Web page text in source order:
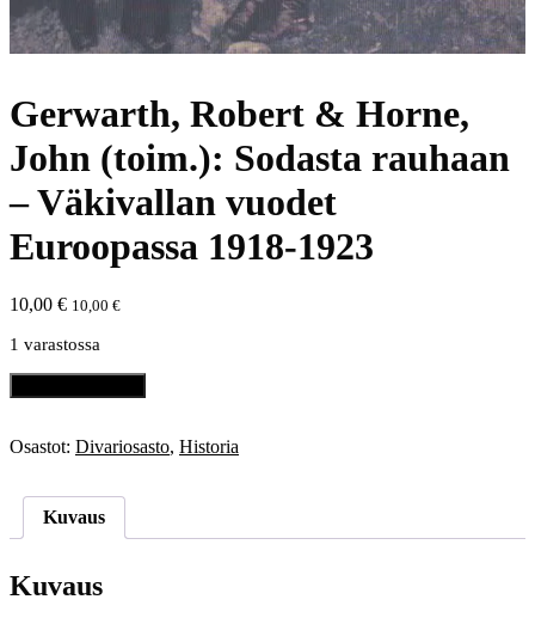
Gerwarth, Robert & Horne,
John (toim.): Sodasta rauhaan
– Väkivallan vuodet
Euroopassa 1918-1923
10,00 € 10,00 €
1 varastossa
Gerwarth,
Robert
Horne,
Sodasta
rauhaan
Väkivallan
vuodet
Osastot: Divariosasto, Historia
Kuvaus
Kuvaus